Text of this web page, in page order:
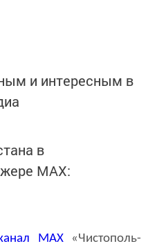
и интересным в
в
MАХ:
MAX«Чистополь-